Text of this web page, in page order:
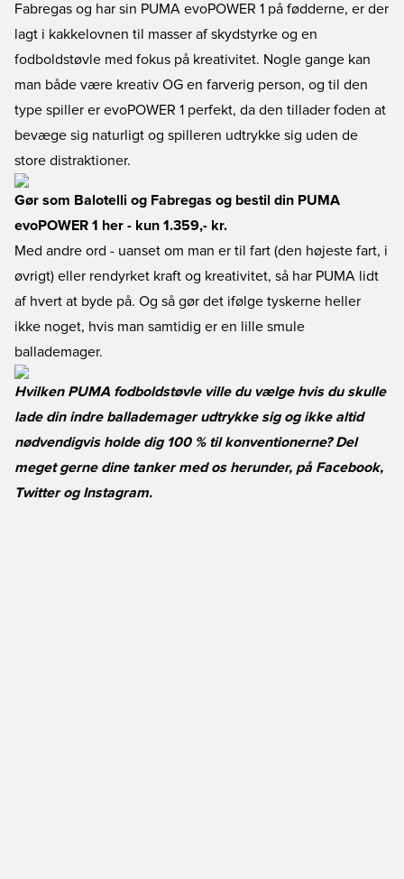
Fabregas og har sin PUMA evoPOWER 1 på fødderne, er der
lagt i kakkelovnen til masser af skydstyrke og en
fodboldstøvle med fokus på kreativitet. Nogle gange kan
man både være kreativ OG en farverig person, og til den
type spiller er evoPOWER 1 perfekt, da den tillader foden at
bevæge sig naturligt og spilleren udtrykke sig uden de
store distraktioner.
Gør som Balotelli og Fabregas og bestil din PUMA
evoPOWER 1 her - kun 1.359,- kr.
Med andre ord - uanset om man er til fart (den højeste fart, i
øvrigt) eller rendyrket kraft og kreativitet, så har PUMA lidt
af hvert at byde på. Og så gør det ifølge tyskerne heller
ikke noget, hvis man samtidig er en lille smule
ballademager.
Hvilken PUMA fodboldstøvle ville du vælge hvis du skulle
lade din indre ballademager udtrykke sig og ikke altid
nødvendigvis holde dig 100 % til konventionerne? Del
meget gerne dine tanker med os herunder, på Facebook,
TwitterogInstagram.